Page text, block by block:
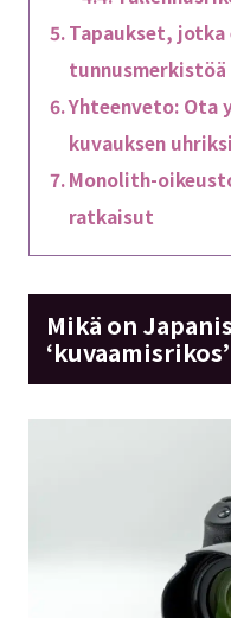
Tapaukset,
tunnusmerkistöä
Yhteenveto: Ota
kuvauksen
Monolith-
ratkaisut
Mikä on